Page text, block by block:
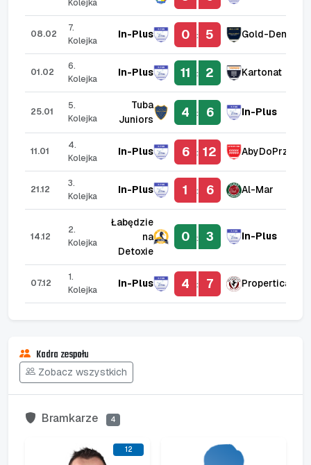
Kolejka
08.02
7.
Kolejka
In-Plus 0 : 5 Gold-Dent
01.02
6.
Kolejka
In-Plus 11 : 2 Kartonat
25.01
5.
Kolejka
Tuba
Juniors
4 : 6 In-Plus
11.01
4.
Kolejka
In-Plus 6 : 12 AbyDoPrzodu
21.12
3.
Kolejka
In-Plus 1 : 6 Al-Mar
14.12
2.
Kolejka
Łabędzie
na
Detoxie
0 : 3 In-Plus
07.12
1.
Kolejka
In-Plus 4 : 7 Propertica
Kadra zespołu
Zobacz wszystkich
Bramkarze 4
12